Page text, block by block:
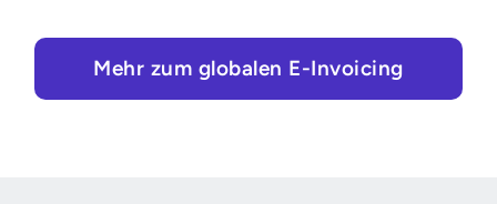
Mehr zum globalen E-Invoicing